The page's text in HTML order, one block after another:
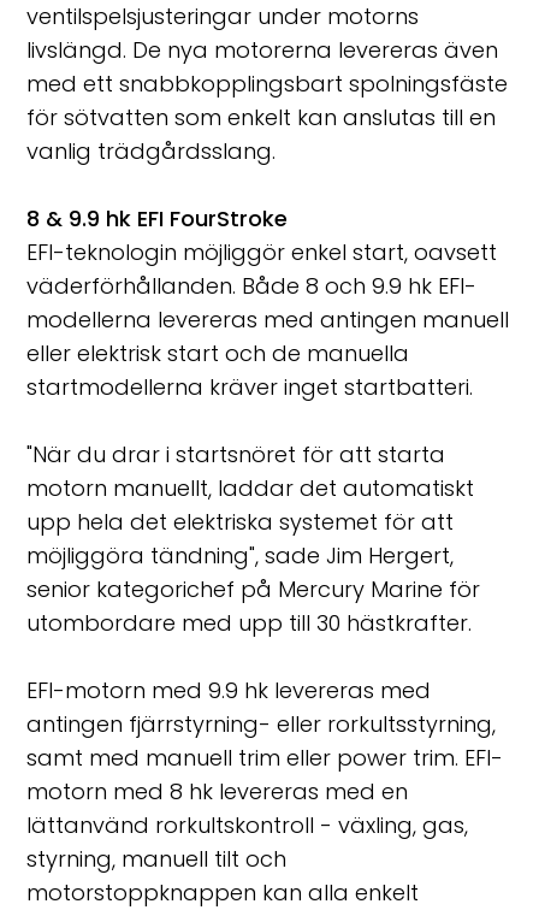
ventilspelsjusteringar under motorns
livslängd. De nya motorerna levereras även
med ett snabbkopplingsbart spolningsfäste
för sötvatten som enkelt kan anslutas till en
vanlig trädgårdsslang.
8 & 9.9 hk EFI FourStroke
EFI-teknologin möjliggör enkel start, oavsett
väderförhållanden. Både 8 och 9.9 hk EFI-
modellerna levereras med antingen manuell
eller elektrisk start och de manuella
startmodellerna kräver inget startbatteri.
"När du drar i startsnöret för att starta
motorn manuellt, laddar det automatiskt
upp hela det elektriska systemet för att
möjliggöra tändning", sade Jim Hergert,
senior kategorichef på Mercury Marine för
utombordare med upp till 30 hästkrafter.
EFI-motorn med 9.9 hk levereras med
antingen fjärrstyrning- eller rorkultsstyrning,
samt med manuell trim eller power trim. EFI-
motorn med 8 hk levereras med en
lättanvänd rorkultskontroll - växling, gas,
styrning, manuell tilt och
motorstoppknappen kan alla enkelt